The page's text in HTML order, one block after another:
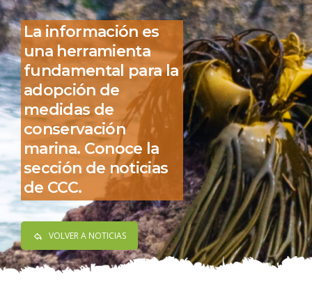
La información es
una herramienta
fundamental para la
adopción de
medidas de
conservación
marina. Conoce la
sección de noticias
de CCC.
VOLVER A NOTICIAS